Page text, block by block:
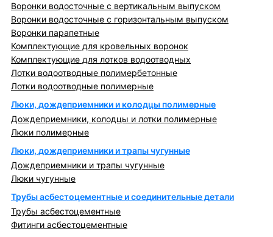
Воронки водосточные с вертикальным выпуском
Воронки водосточные с горизонтальным выпуском
Воронки парапетные
Комплектующие для кровельных воронок
Комплектующие для лотков водоотводных
Лотки водоотводные полимербетонные
Лотки водоотводные полимерные
Люки, дождеприемники и колодцы полимерные
Дождеприемники, колодцы и лотки полимерные
Люки полимерные
Люки, дождеприемники и трапы чугунные
Дождеприемники и трапы чугунные
Люки чугунные
Трубы асбестоцементные и соединительные детали
Трубы асбестоцементные
Фитинги асбестоцементные